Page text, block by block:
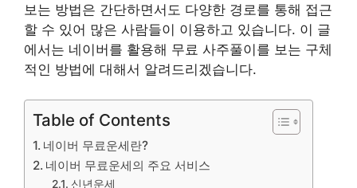
보는 방법은 간단하면서도 다양한 경로를 통해 접근
할 수 있어 많은 사람들이 이용하고 있습니다. 이 글
에서는 네이버를 활용해 무료 사주풀이를 보는 구체
적인 방법에 대해서 알려드리겠습니다.
Table of Contents
네이버 무료운세란?
네이버 무료운세의 주요 서비스
신년운세